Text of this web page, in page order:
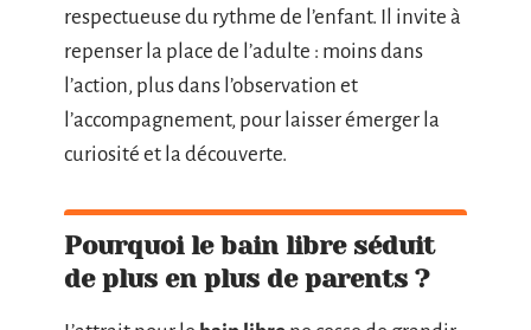
respectueuse du rythme de l’enfant. Il invite à
repenser la place de l’adulte : moins dans
l’action, plus dans l’observation et
l’accompagnement, pour laisser émerger la
curiosité et la découverte.
Pourquoi le bain libre séduit
de plus en plus de parents ?